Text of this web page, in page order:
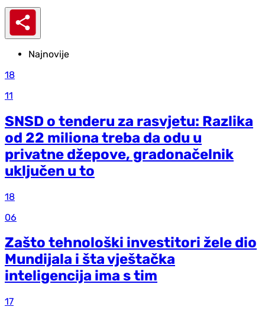
Najnovije
18
11
SNSD o tenderu za rasvjetu: Razlika
od 22 miliona treba da odu u
privatne džepove, gradonačelnik
uključen u to
18
06
Zašto tehnološki investitori žele dio
Mundijala i šta vještačka
inteligencija ima s tim
17